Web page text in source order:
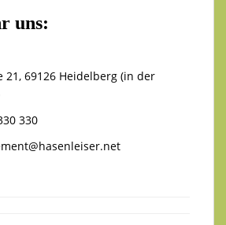
uns:
21, 69126 Heidelberg (in der
330